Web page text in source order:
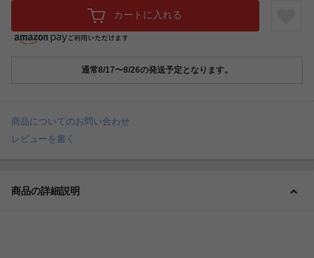
カートに入れる
通常8/17〜8/26の発送予定となります。
商品についてのお問い合わせ
レビューを書く
商品の詳細説明